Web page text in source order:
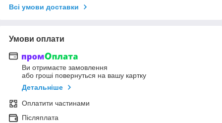
Всі умови доставки
Умови оплати
Ви отримаєте замовлення
або гроші повернуться на вашу картку
Детальніше
Оплатити частинами
Післяплата